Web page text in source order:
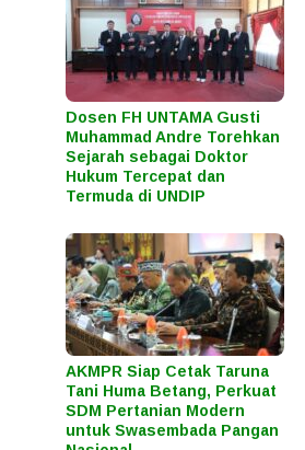
Dosen FH UNTAMA Gusti
Muhammad Andre Torehkan
Sejarah sebagai Doktor
Hukum Tercepat dan
Termuda di UNDIP
AKMPR Siap Cetak Taruna
Tani Huma Betang, Perkuat
SDM Pertanian Modern
untuk Swasembada Pangan